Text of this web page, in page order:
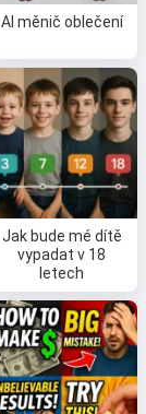
AI měnič oblečení
Jak bude mé dítě
vypadat v 18
letech